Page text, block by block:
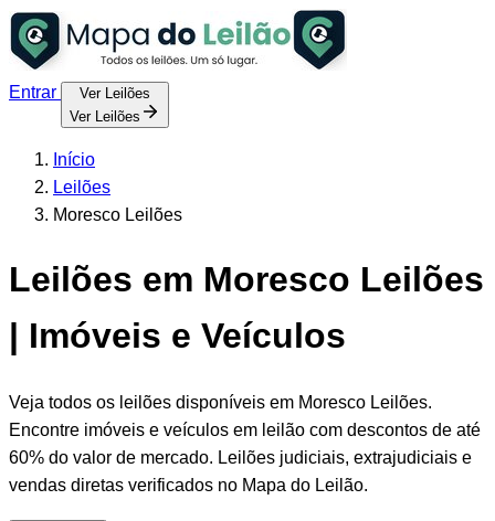
Entrar
Ver Leilões
Ver Leilões
Início
Leilões
Moresco Leilões
Leilões em Moresco Leilões
| Imóveis e Veículos
Veja todos os leilões disponíveis em Moresco Leilões.
Encontre imóveis e veículos em leilão com descontos de até
60% do valor de mercado. Leilões judiciais, extrajudiciais e
vendas diretas verificados no Mapa do Leilão.